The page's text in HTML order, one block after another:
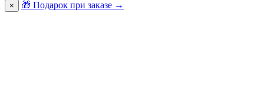
× 🎁 Подарок при заказе →